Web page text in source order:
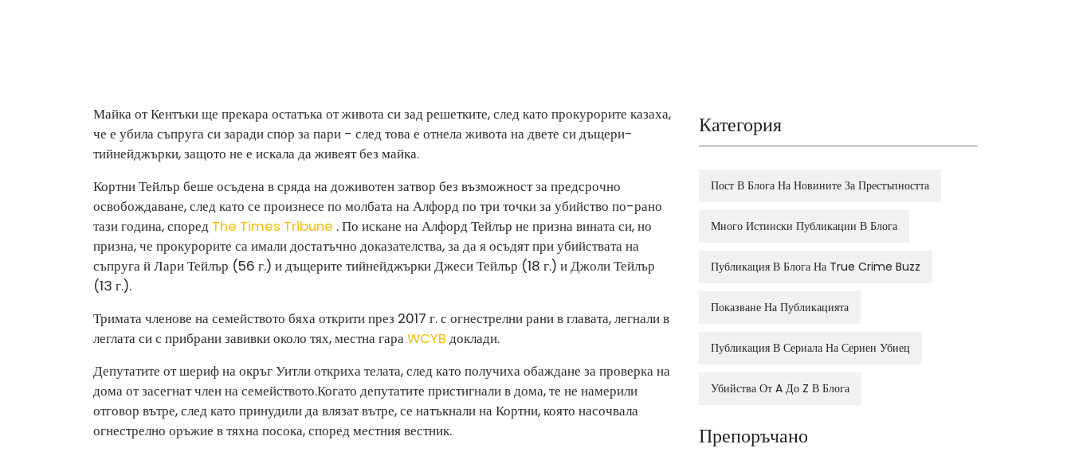
Майка от Кентъки ще прекара остатъка от живота си зад решетките, след като прокурорите казаха,
че е убила съпруга си заради спор за пари - след това е отнела живота на двете си дъщери-
тийнейджърки, защото не е искала да живеят без майка.
Кортни Тейлър беше осъдена в сряда на доживотен затвор без възможност за предсрочно
освобождаване, след като се произнесе по молбата на Алфорд по три точки за убийство по-рано
тази година, според The Times Tribune . По искане на Алфорд Тейлър не призна вината си, но
призна, че прокурорите са имали достатъчно доказателства, за да я осъдят при убийствата на
съпруга й Лари Тейлър (56 г.) и дъщерите тийнейджърки Джеси Тейлър (18 г.) и Джоли Тейлър
(13 г.).
Тримата членове на семейството бяха открити през 2017 г. с огнестрелни рани в главата, легнали в
леглата си с прибрани завивки около тях, местна гараWCYB доклади.
Депутатите от шериф на окръг Уитли откриха телата, след като получиха обаждане за проверка на
дома от засегнат член на семейството.Когато депутатите пристигнали в дома, те не намерили
отговор вътре, след като принудили да влязат вътре, се натъкнали на Кортни, която насочвала
огнестрелно оръжие в тяхна посока, според местния вестник.
Категория
Пост В Блога На Новините За Престъпността
Много Истински Публикации В Блога
Публикация В Блога На True Crime Buzz
Показване На Публикацията
Публикация В Сериала На Сериен Убиец
Убийства От A До Z В Блога
Препоръчано